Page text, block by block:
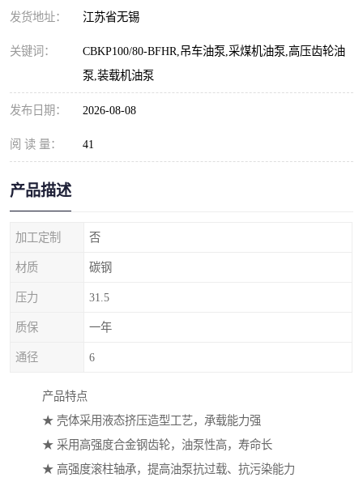
发货地址： 江苏省无锡
关键词：
CBKP100/80-BFHR,吊车油泵,采煤机油泵,高压齿轮油
泵,装载机油泵
发布日期： 2026-08-08
阅 读 量： 41
产品描述
加工定制 否
材质 碳钢
压力 31.5
质保 一年
通径 6
产品特点
★ 壳体采用液态挤压造型工艺，承载能力强
★ 采用高强度合金钢齿轮，油泵性高，寿命长
★ 高强度滚柱轴承，提高油泵抗过载、抗污染能力